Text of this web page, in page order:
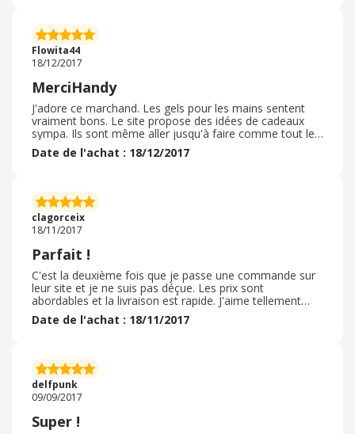
spéciale Black Friday que proposait la marque ce qui m'a
conduit à vraiment commander. Les articles
commandés sont en excellent état, la marque est très
sérieuse et respectueuse de l'environnement c'est
pourquoi je conseille vivement de commander sur ce
site internet.
Flowita44
18/12/2017
MerciHandy
J'adore ce marchand. Les gels pour les mains sentent
vraiment bons. Le site propose des idées de cadeaux
sympa. Ils sont même aller jusqu'à faire comme tout le
monde en commercialisant une gamme Disney . .
Date de l'achat : 18/12/2017
clagorceix
18/11/2017
Parfait !
C'est la deuxième fois que je passe une commande sur
leur site et je ne suis pas déçue. Les prix sont
abordables et la livraison est rapide. J'aime tellement
leurs gels pour les mains mais aussi le soin qu'ils
apportent à la préparation des colis.
Date de l'achat : 18/11/2017
delfpunk
09/09/2017
Super !